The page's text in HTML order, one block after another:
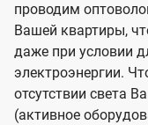
проводим
Вашей квартиры,
даже при условии
электроэнергии.
отсутствии света
(активное